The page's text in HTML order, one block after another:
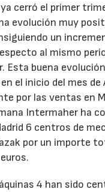
cerró el primer
evolución muy
un
al mismo
Esta buena
el inicio del mes de
por las ventas en
Intermaher ha
6 centros de
por un importe
4 han sido